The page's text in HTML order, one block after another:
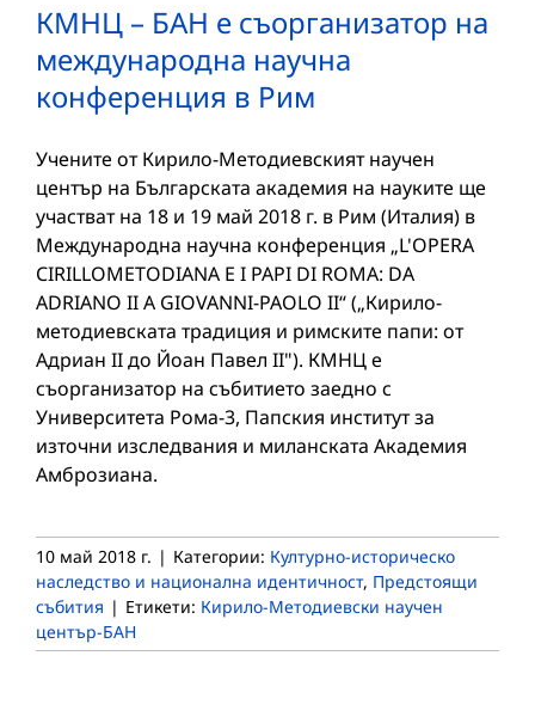
КМНЦ – БАН е съорганизатор на
международна научна
конференция в Рим
Учените от Кирило-Методиевският научен
център на Българската академия на науките ще
участват на 18 и 19 май 2018 г. в Рим (Италия) в
Международна научна конференция „L'OPERA
CIRILLOMETODIANA E I PAPI DI ROMA: DA
ADRIANO II A GIOVANNI-PAOLO II“ („Кирило-
методиевската традиция и римските папи: от
Адриан II до Йоан Павел II"). КМНЦ е
съорганизатор на събитието заедно с
Университета Рома-3, Папския институт за
източни изследвания и миланската Академия
Амброзиана.
10 май 2018 г. | Категории: Културно-историческо
наследство и национална идентичност, Предстоящи
събития | Етикети: Кирило-Методиевски научен
център-БАН